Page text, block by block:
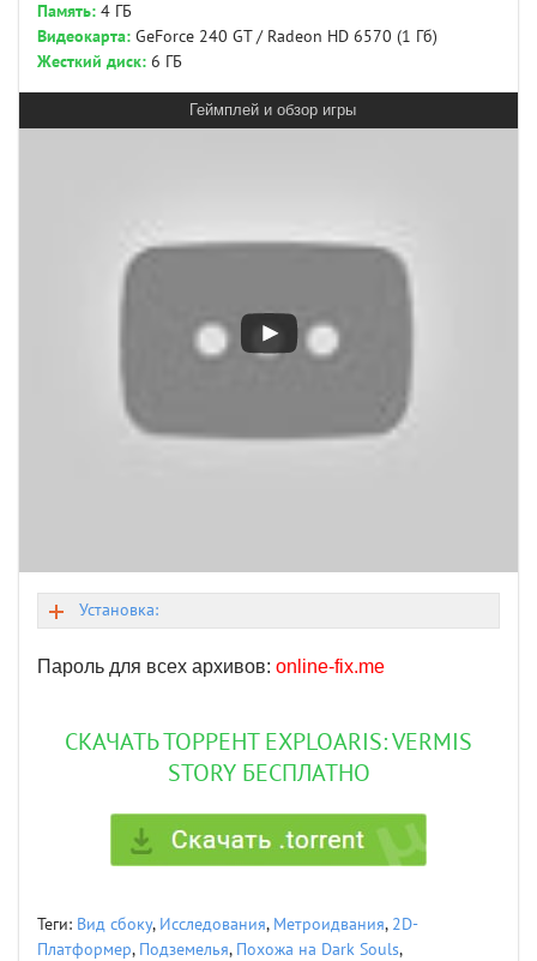
Память: 4 ГБ
Видеокарта: GeForce 240 GT / Radeon HD 6570 (1 Гб)
Жесткий диск: 6 ГБ
Геймплей и обзор игры
Установка:
Пароль для всех архивов: online-fix.me
СКАЧАТЬ ТОРРЕНТ EXPLOARIS: VERMIS
STORY БЕСПЛАТНО
Теги: Вид сбоку, Исследования, Метроидвания, 2D-
Платформер, Подземелья, Похожа на Dark Souls,